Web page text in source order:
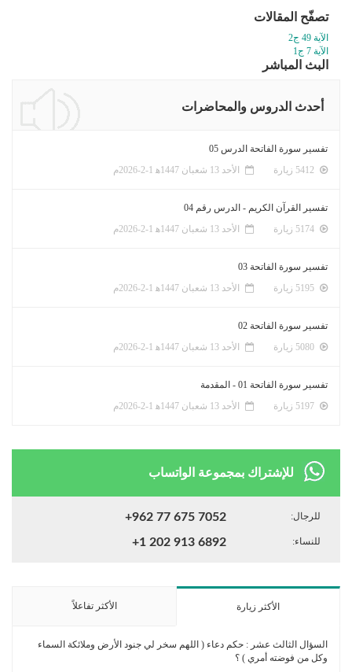
تصفّح المقالات
الآية 49 ج2
الآية 7 ج1
البث المباشر
أحدث الدروس والمحاضرات
تفسير سورة الفاتحة الدرس 05
الأحد 13 شعبان 1447ﻫ 1-2-2026م
تفسير القرآن الكريم - الدرس رقم 04
الأحد 13 شعبان 1447ﻫ 1-2-2026م
تفسير سورة الفاتحة 03
الأحد 13 شعبان 1447ﻫ 1-2-2026م
تفسير سورة الفاتحة 02
الأحد 13 شعبان 1447ﻫ 1-2-2026م
تفسير سورة الفاتحة 01 - المقدمة
الأحد 13 شعبان 1447ﻫ 1-2-2026م
للإشتراك بمجموعة الواتساب
للرجال: +962 77 675 7052
للنساء: +1 202 913 6892
الأكثر زيارة الأكثر تفاعلاً
السؤال الثالث عشر : حكم دعاء ( اللهم سخر لي جنود الأرض وملائكة السماء
وكل من فوضته أمري ) ؟